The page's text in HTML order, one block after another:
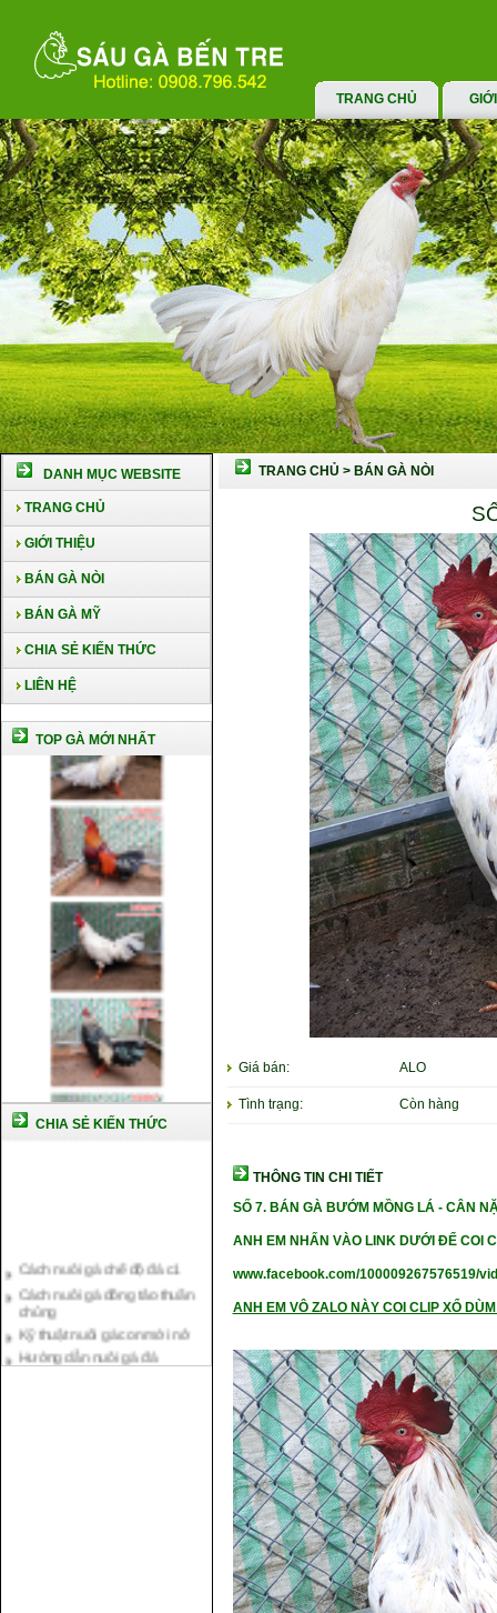
TRANG CHỦ
DANH MỤC WEBSITE
TRANG CHỦ
GIỚI THIỆU
BÁN GÀ NÒI
BÁN GÀ MỸ
CHIA SẺ KIẾN THỨC
LIÊN HỆ
TOP GÀ MỚI NHẤT
CHIA SẺ KIẾN THỨC
Cách nuôi gà đông tảo thuần
chủng
Kỹ thuật nuôi gà con mới nở
Hướng dẫn nuôi gà đá
Tại sao bạn cần biết cách nuôi
gà chọi ?
TRANG CHỦ > BÁN GÀ NÒI
Giá bán: ALO
Tình trạng: Còn hàng
THÔNG TIN CHI TIẾT
SỐ 7.BÁN GÀ BƯỚM MỒNG LÁ -CÂN
ANH EM NHẤN VÀO LINK DƯỚI ĐỂ COI
www.facebook.com/100009267576519/
ANH EM VÔ ZALO NÀY COI CLIP XỔ